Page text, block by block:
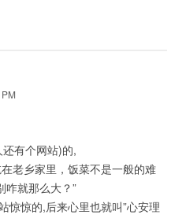
还有个网站)的,
老乡家里，饭菜不是一般的难
咋就那么大？”
惊惊的,后来心里也就叫”心安理